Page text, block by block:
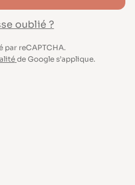
oublié ?
par reCAPTCHA.
de Google s’applique.